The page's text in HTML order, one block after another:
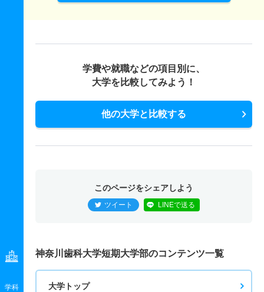
学科
学費や就職などの項目別に、
大学を比較してみよう！
他の大学と比較する
このページをシェアしよう
ツイート LINEで送る
神奈川歯科大学短期大学部のコンテンツ一覧
大学トップ